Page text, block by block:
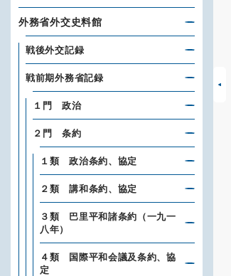
外務省外交史料館
戦後外交記録
戦前期外務省記録
１門 政治
２門 条約
１類 政治条約、協定
２類 講和条約、協定
３類 巴里平和諸条約（一九一
八年）
４類 国際平和会議及条約、協
定